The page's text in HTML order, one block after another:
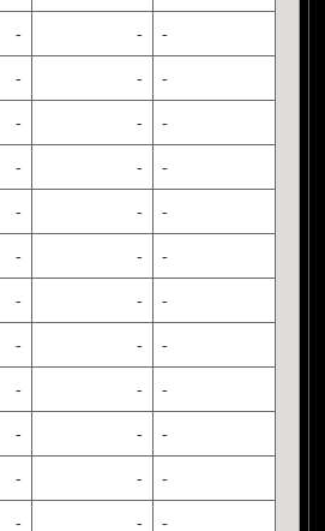
- - -
- - -
- - -
- - -
- - -
- - -
- - -
- - -
- - -
- - -
- - -
- - -